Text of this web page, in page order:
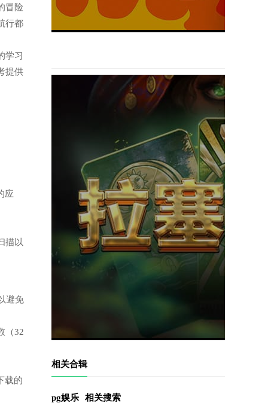
冒险
行都
学习
提供
应
描以
避免
（32
载的
相关合辑
pg娱乐 相关搜索